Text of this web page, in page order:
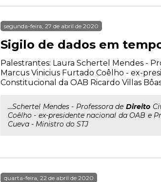
segunda-feira, 27 de abril de 2020
Sigilo de dados em
Palestrantes: Laura Schertel Mendes -
Marcus Vinicius Furtado Coêlho - ex-
Constitucional da OAB Ricardo Villas
...Schertel Mendes - Professora de Direito
Coêlho - ex-presidente nacional da OAB e
Cueva - Ministro do STJ
quarta-feira, 22 de abril de 2020